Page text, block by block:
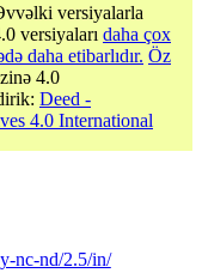
versiyalarla
versiyaları daha çox
daha etibarlıdır. Öz
4.0
Deed -
4.0 International
nc-nd/2.5/in/